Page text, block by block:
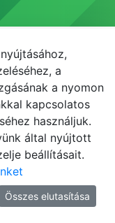
E-learning
Igazgatóság
a
a nyomon
kapcsolatos
használjuk.
által nyújtott
beállításait.
Összes elutasítása